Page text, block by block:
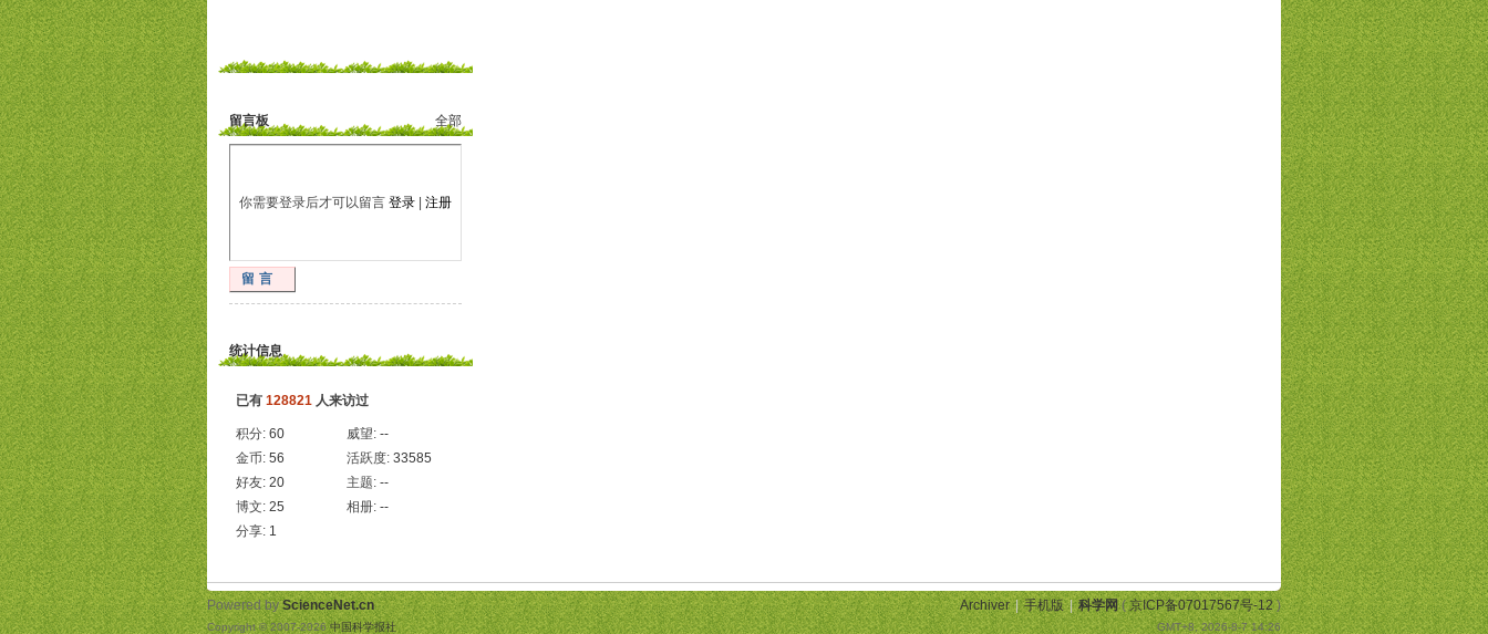
留言板 全部
你需要登录后才可以留言 登录 注册
留言
统计信息
已有 128821 人来访过
积分: 60 威望: --
金币: 56 活跃度: 33585
好友: 20 主题: --
博文: 25 相册: --
分享: 1
Archiver | 手机版 | 科学网(京ICP备07017567号-12)
GMT+8, 2026-8-7 14:26
Powered byScienceNet.cn
Copyright © 2007-2026中国科学报社